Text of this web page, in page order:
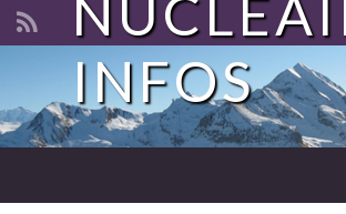
Search for:
INFOS